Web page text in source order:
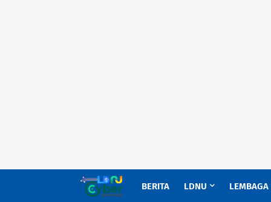
BERITA LDNU LEMBAGA